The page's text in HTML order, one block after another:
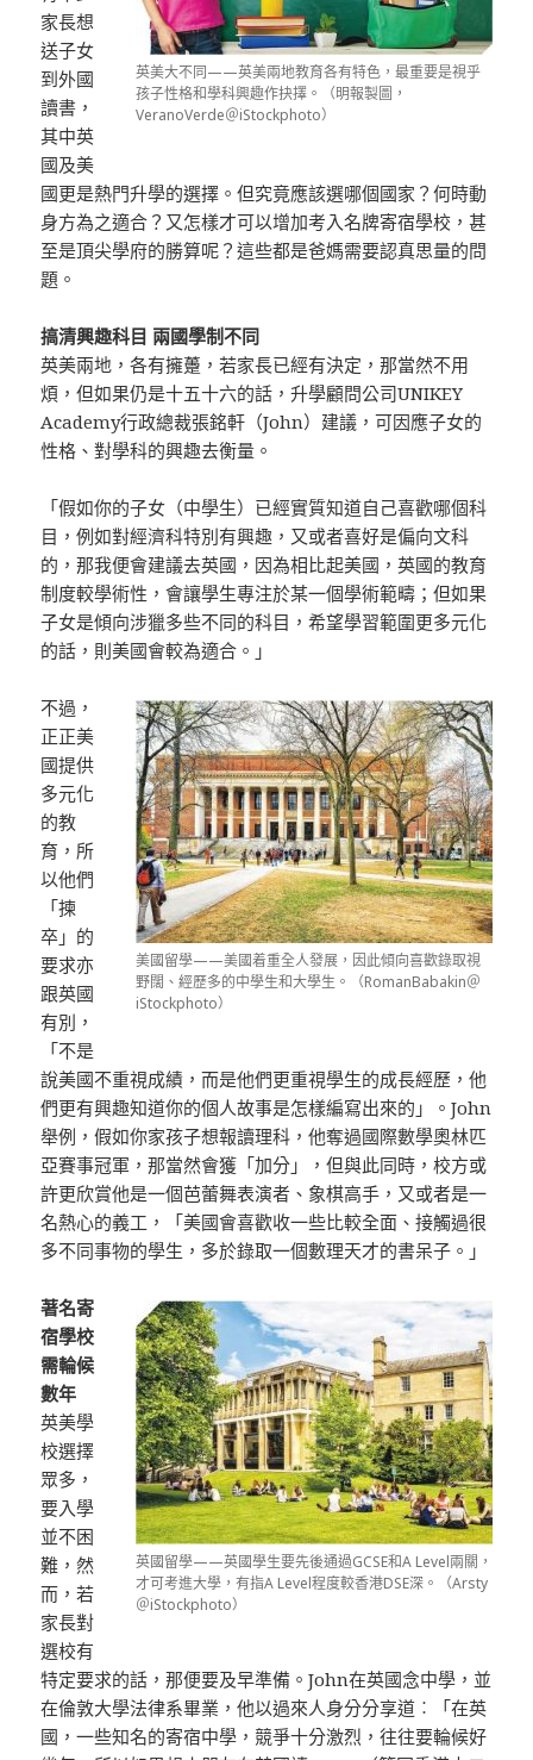
英美大不同——英美兩地教育各有特色，最重要是視乎
孩子性格和學科興趣作抉擇。（明報製圖，
VeranoVerde＠iStockphoto）
家長想
送子女
到外國
讀書，
其中英
國及美
國更是熱門升學的選擇。但究竟應該選哪個國家？何時動
身方為之適合？又怎樣才可以增加考入名牌寄宿學校，甚
至是頂尖學府的勝算呢？這些都是爸媽需要認真思量的問
題。
搞清興趣科目 兩國學制不同
英美兩地，各有擁躉，若家長已經有決定，那當然不用
煩，但如果仍是十五十六的話，升學顧問公司UNIKEY
Academy行政總裁張銘軒（John）建議，可因應子女的
性格、對學科的興趣去衡量。
「假如你的子女（中學生）已經實質知道自己喜歡哪個科
目，例如對經濟科特別有興趣，又或者喜好是偏向文科
的，那我便會建議去英國，因為相比起美國，英國的教育
制度較學術性，會讓學生專注於某一個學術範疇；但如果
子女是傾向涉獵多些不同的科目，希望學習範圍更多元化
的話，則美國會較為適合。」
美國留學——美國着重全人發展，因此傾向喜歡錄取視
野闊、經歷多的中學生和大學生。（RomanBabakin＠
iStockphoto）
不過，
正正美
國提供
多元化
的教
育，所
以他們
「揀
卒」的
要求亦
跟英國
有別，
「不是
說美國不重視成績，而是他們更重視學生的成長經歷，他
們更有興趣知道你的個人故事是怎樣編寫出來的」。John
舉例，假如你家孩子想報讀理科，他奪過國際數學奧林匹
亞賽事冠軍，那當然會獲「加分」，但與此同時，校方或
許更欣賞他是一個芭蕾舞表演者、象棋高手，又或者是一
名熱心的義工，「美國會喜歡收一些比較全面、接觸過很
多不同事物的學生，多於錄取一個數理天才的書呆子。」
英國留學——英國學生要先後通過GCSE和A Level兩關，
才可考進大學，有指A Level程度較香港DSE深。（Arsty
＠iStockphoto）
著名寄
宿學校
需輪候
數年
英美學
校選擇
眾多，
要入學
並不困
難，然
而，若
家長對
選校有
特定要求的話，那便要及早準備。John在英國念中學，並
在倫敦大學法律系畢業，他以過來人身分分享道︰「在英
國，一些知名的寄宿中學，競爭十分激烈，往往要輪候好